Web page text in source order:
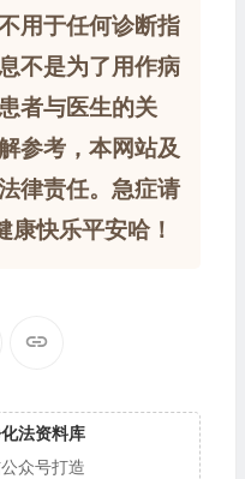
用于任何诊断指
不是为了用作病
者与医生的关
参考，本网站及
律责任。急症请
康快乐平安哈！
法资料库
众号打造